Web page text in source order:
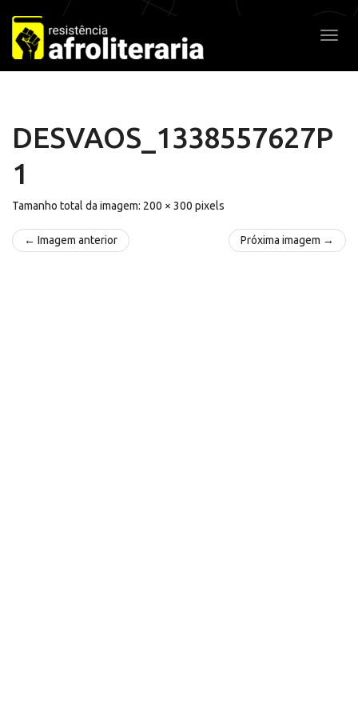
Pular
para
o
conteúdo
DESVAOS_1338557627P
1
Tamanho total da imagem: 200 × 300 pixels
← Imagem anterior Próxima imagem →